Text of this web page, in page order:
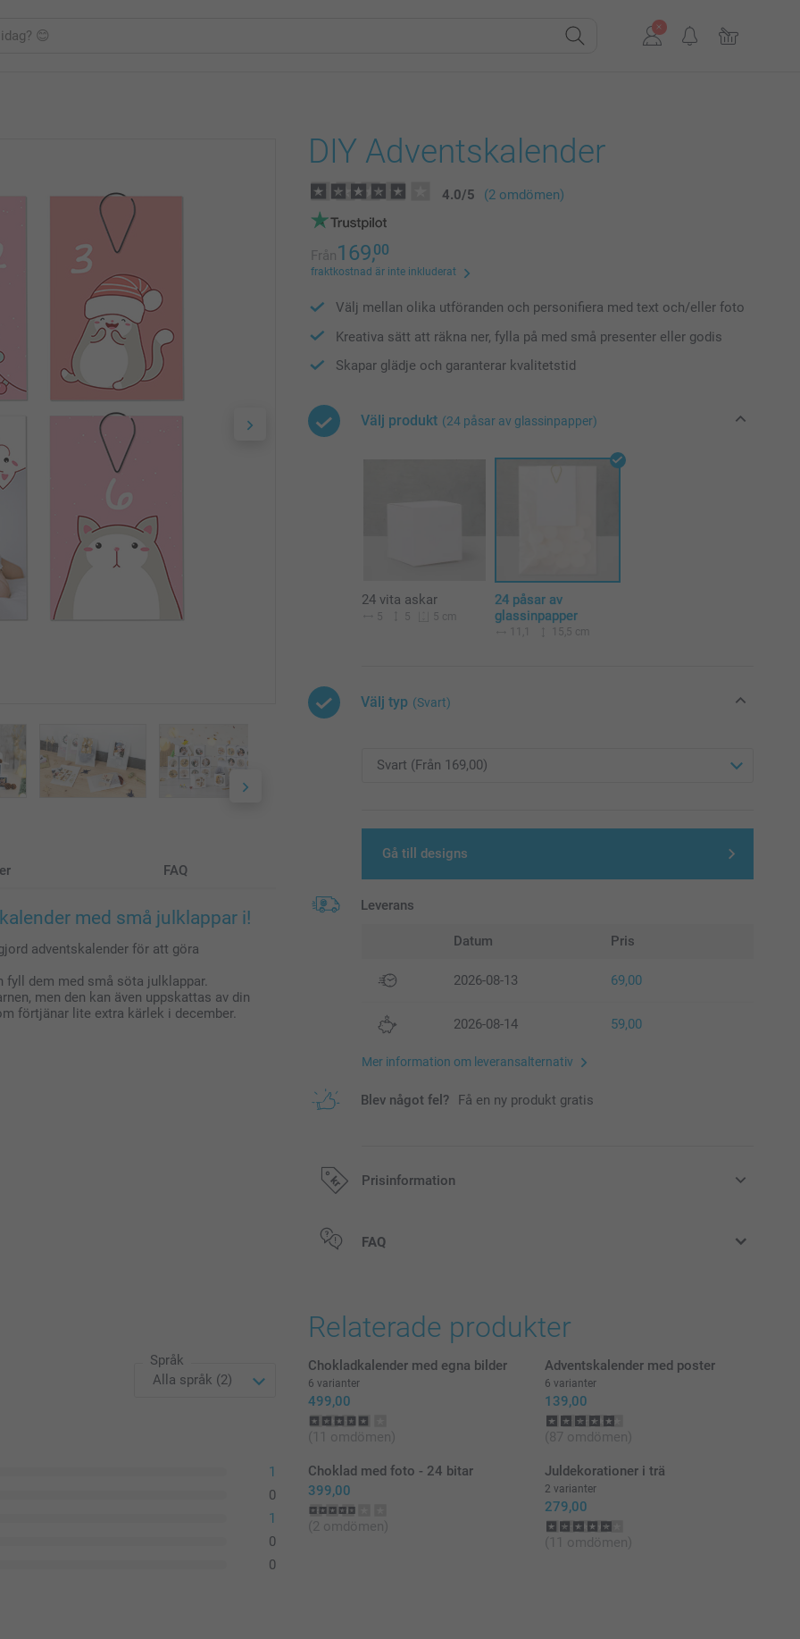
FAQ
med små julklappar i!
adventskalender för att göra
dem med små söta julklappar.
men den kan även uppskattas av din
förtjänar lite extra kärlek i december.
DIY Adventskalender
4.0/5 (2 omdömen)
Från169,00
fraktkostnad är inte inkluderat
Välj mellan olika utföranden och personifiera med text och/eller foto
Kreativa sätt att räkna ner, fylla på med små presenter eller godis
Skapar glädje och garanterar kvalitetstid
Välj produkt (24 påsar av glassinpapper)
24 vita askar
5 5 5 cm
24 påsar av
glassinpapper
15,5 cm
Välj typ (Svart)
Gå till designs
Leverans
Datum Pris
2026-08-13 69,00
2026-08-14 59,00
Mer information om leveransalternativ
Blev något fel? Få en ny produkt gratis
Prisinformation
Alla priser är i svenska kronor (SEK), inklusive moms och exklusive porto.
FAQ
Språk
1
0
1
0
0
Relaterade produkter
Chokladkalender med egna bilder
6 varianter
499,00
(11 omdömen)
Adventskalender med poster
6 varianter
139,00
(87 omdömen)
Choklad med foto - 24 bitar
399,00
(2 omdömen)
Juldekorationer i trä
2 varianter
279,00
(11 omdömen)